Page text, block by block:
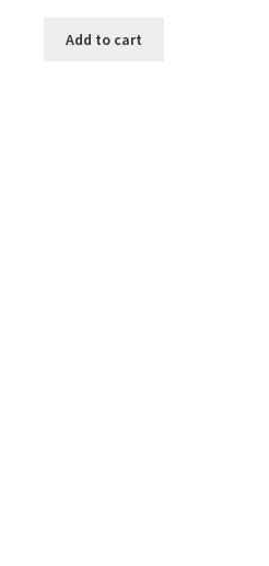
Add to cart